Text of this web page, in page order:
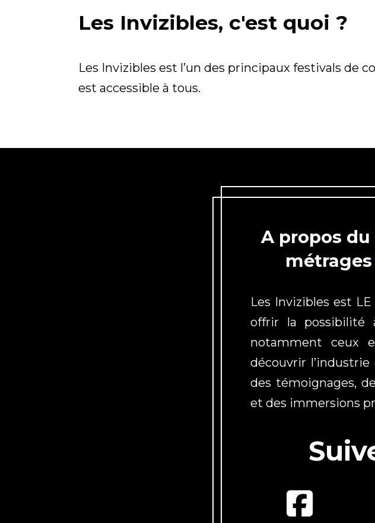
Les Invizibles, c'est quoi ?
Les Invizibles est l’un des principaux festivals de
est accessible à tous.
A propos
métrages
Les Invizibles est LE
offrir la possibilité
notamment ceux
découvrir
des témoignages,
et des immersions